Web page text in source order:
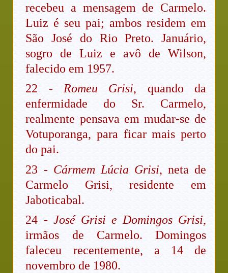
recebeu a mensagem de Carmelo.
Luiz é seu pai; ambos residem em
São José do Rio Preto. Januário,
sogro de Luiz e avô de Wilson,
falecido em 1957.
22 -Romeu Grisi, quando da
enfermidade do Sr. Carmelo,
realmente pensava em mudar-se de
Votuporanga, para ficar mais perto
do pai.
23 - Cármem Lúcia Grisi, neta de
Carmelo Grisi, residente em
Jaboticabal.
24 - José Grisi e Domingos Grisi,
irmãos de Carmelo. Domingos
faleceu recentemente, a 14 de
novembro de 1980.